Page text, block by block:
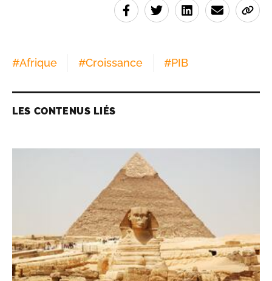
#Afrique #Croissance #PIB
LES CONTENUS LIÉS